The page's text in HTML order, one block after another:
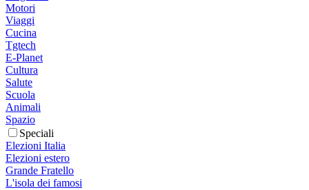
Motori
Viaggi
Cucina
Tgtech
E-Planet
Cultura
Salute
Scuola
Animali
Spazio
Speciali
Elezioni Italia
Elezioni estero
Grande Fratello
L'isola dei famosi